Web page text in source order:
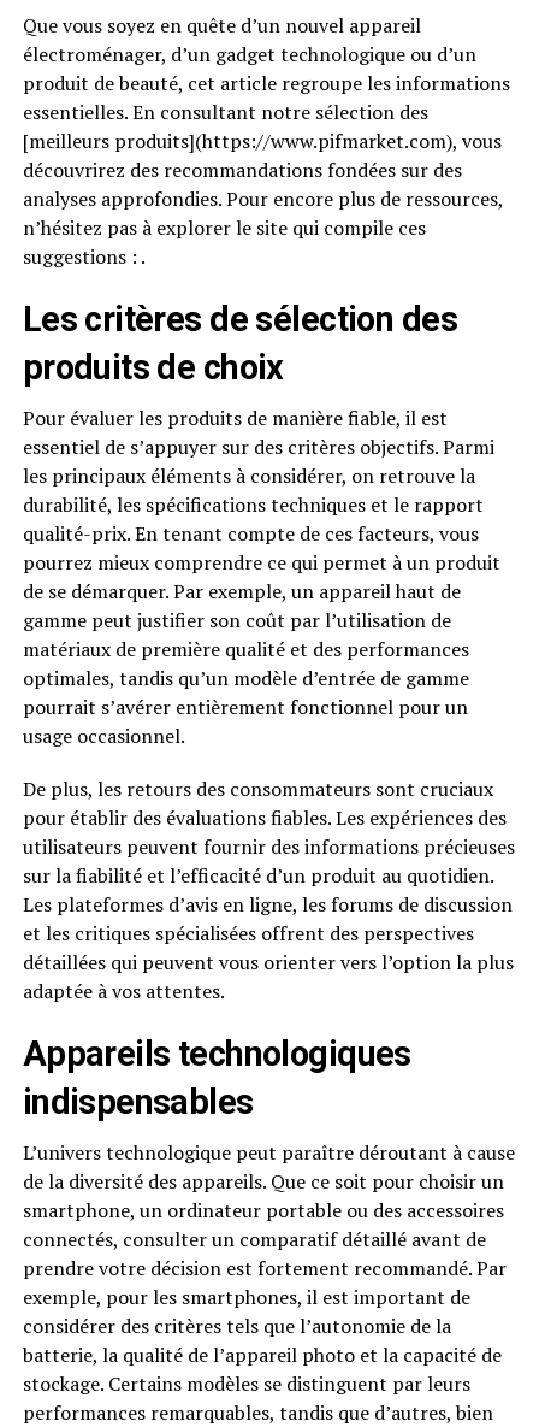
Que vous soyez en quête d’un nouvel appareil
électroménager, d’un gadget technologique ou d’un
produit de beauté, cet article regroupe les informations
essentielles. En consultant notre sélection des
[meilleurs produits](https://www.pifmarket.com), vous
découvrirez des recommandations fondées sur des
analyses approfondies. Pour encore plus de ressources,
n’hésitez pas à explorer le site qui compile ces
suggestions : .
Les critères de sélection des
produits de choix
Pour évaluer les produits de manière fiable, il est
essentiel de s’appuyer sur des critères objectifs. Parmi
les principaux éléments à considérer, on retrouve la
durabilité, les spécifications techniques et le rapport
qualité-prix. En tenant compte de ces facteurs, vous
pourrez mieux comprendre ce qui permet à un produit
de se démarquer. Par exemple, un appareil haut de
gamme peut justifier son coût par l’utilisation de
matériaux de première qualité et des performances
optimales, tandis qu’un modèle d’entrée de gamme
pourrait s’avérer entièrement fonctionnel pour un
usage occasionnel.
De plus, les retours des consommateurs sont cruciaux
pour établir des évaluations fiables. Les expériences des
utilisateurs peuvent fournir des informations précieuses
sur la fiabilité et l’efficacité d’un produit au quotidien.
Les plateformes d’avis en ligne, les forums de discussion
et les critiques spécialisées offrent des perspectives
détaillées qui peuvent vous orienter vers l’option la plus
adaptée à vos attentes.
Appareils technologiques
indispensables
L’univers technologique peut paraître déroutant à cause
de la diversité des appareils. Que ce soit pour choisir un
smartphone, un ordinateur portable ou des accessoires
connectés, consulter un comparatif détaillé avant de
prendre votre décision est fortement recommandé. Par
exemple, pour les smartphones, il est important de
considérer des critères tels que l’autonomie de la
batterie, la qualité de l’appareil photo et la capacité de
stockage. Certains modèles se distinguent par leurs
performances remarquables, tandis que d’autres, bien